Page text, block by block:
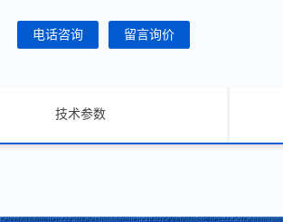
电话咨询 留言询价
技术参数